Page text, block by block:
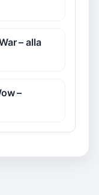
– alla
–